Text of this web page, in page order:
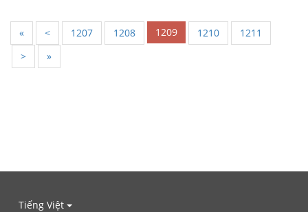
« < 1207 1208 1209 1210
1211
>
»
Tiếng Việt